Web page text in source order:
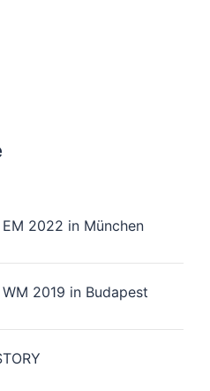
2022 in München
2019 in Budapest